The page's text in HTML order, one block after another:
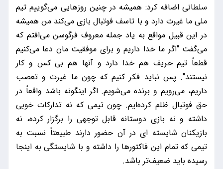
سلطانی اضافه کرد: همیشه در چنین روزهایی می‌گوییم تیم
ملی ما غیرت دارد و با تاسف فوتبال بازی می‌کند من همیشه
در این قبیل مواقع به یاد جمله معروف فرگوسن می‌افتم که
می‌گفت "اگر ما خدا داریم و برای موفقیت مان دعا می‌کنیم
قطعاً تیم حریف هم خدا دارد و آنها هم بی کس و کار
نیستند". پس نباید فکر کنیم که چون ما غیرت و تعصب
داریم، می‌رویم و برنده می‌شویم. اگر اینگونه باشد واقعاً در
حق فوتبال ظلم کرده‌ایم. چون تیمی که نه تدارکات خوبی
داشته و نه بازی دوستانه قابل توجهی را برگزار کرده، نه
بازیکنان شایسته ای در آن حضور دارند طبیعتاً نسبت به
تیمی که تمام این فاکتورها را داشته و با شایستگی به اینجا
رسیده باید ضعیف‌تر باشد.